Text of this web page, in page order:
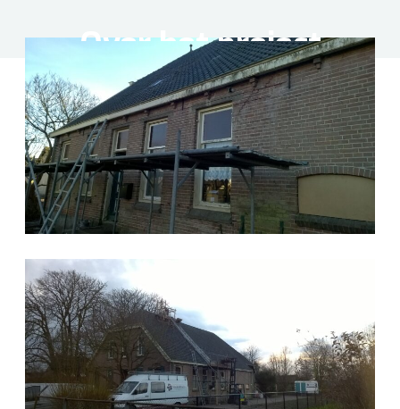
Over het project
Herstellen van de scheurvorming in de gevels van
deze boerderij. Inbrengen van RVS -wokkelankers
om het onderlinge verband te herstellen.